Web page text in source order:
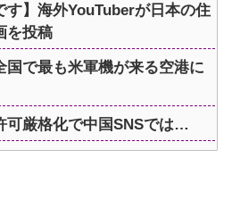
す】海外YouTuberが日本の住
を投稿
国で最も米軍機が来る空港に
可厳格化で中国SNSでは…